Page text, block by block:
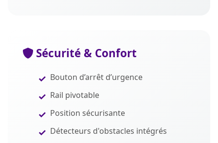
Sécurité & Confort
Bouton d’arrêt d’urgence
Rail pivotable
Position sécurisante
Détecteurs d'obstacles intégrés